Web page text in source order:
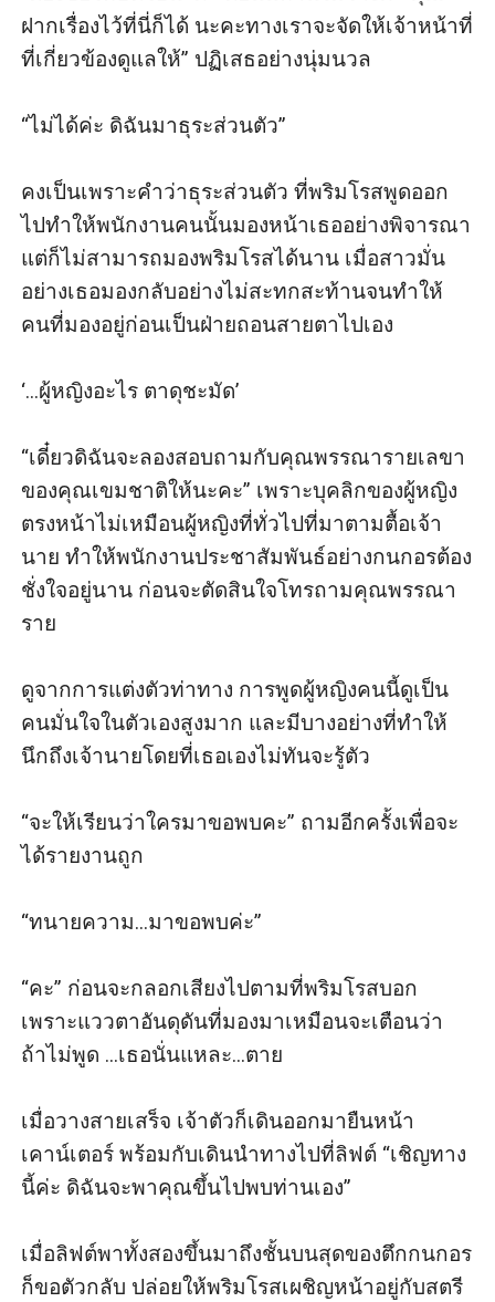
ฝากเรื่องไว้ที่นี่ก็ได้ นะคะทางเราจะจัดให้เจ้าหน้าที่
ที่เกี่ยวข้องดูแลให้” ปฏิเสธอย่างนุ่มนวล
“ไม่ได้ค่ะ ดิฉันมาธุระส่วนตัว”
คงเป็นเพราะคําว่าธุระส่วนตัว ที่พริมโรสพูดออก
ไปทําให้พนักงานคนนั้นมองหน้าเธออย่างพิจารณา
แต่ก็ไม่สามารถมองพริมโรสได้นาน เมื่อสาวมั่น
อย่างเธอมองกลับอย่างไม่สะทกสะท้านจนทําให้
คนที่มองอยู่ก่อนเป็นฝ่ายถอนสายตาไปเอง
‘...ผู้หญิงอะไร ตาดุชะมัด’
“เดี๋ยวดิฉันจะลองสอบถามกับคุณพรรณารายเลขา
ของคุณเขมชาติให้นะคะ” เพราะบุคลิกของผู้หญิง
ตรงหน้าไม่เหมือนผู้หญิงที่ทั่วไปที่มาตามตื้อเจ้า
นาย ทําให้พนักงานประชาสัมพันธ์อย่างกนกอรต้อง
ชั่งใจอยู่นาน ก่อนจะตัดสินใจโทรถามคุณพรรณา
ราย
ดูจากการแต่งตัวท่าทาง การพูดผู้หญิงคนนี้ดูเป็น
คนมั่นใจในตัวเองสูงมาก และมีบางอย่างที่ทําให้
นึกถึงเจ้านายโดยที่เธอเองไม่ทันจะรู้ตัว
“จะให้เรียนว่าใครมาขอพบคะ” ถามอีกครั้งเพื่อจะ
ได้รายงานถูก
“ทนายความ...มาขอพบค่ะ”
“คะ” ก่อนจะกลอกเสียงไปตามที่พริมโรสบอก
เพราะแววตาอันดุดันที่มองมาเหมือนจะเตือนว่า
ถ้าไม่พูด ...เธอนั่นแหละ...ตาย
เมื่อวางสายเสร็จ เจ้าตัวก็เดินออกมายืนหน้า
เคาน์เตอร์ พร้อมกับเดินนําทางไปที่ลิฟต์ “เชิญทาง
นี้ค่ะ ดิฉันจะพาคุณขึ้นไปพบท่านเอง”
เมื่อลิฟต์พาทั้งสองขึ้นมาถึงชั้นบนสุดของตึกกนกอร
ก็ขอตัวกลับ ปล่อยให้พริมโรสเผชิญหน้าอยู่กับสตรี